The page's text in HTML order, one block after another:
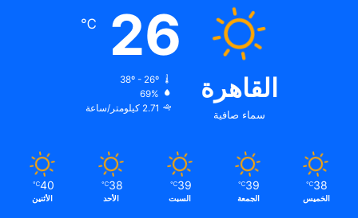
القاهرة
سماء صافية
26
℃
38º - 26º
69%
2.71 كيلومتر/ساعة
38
℃
الخميس
39
℃
الجمعة
39
℃
السبت
38
℃
الأحد
40
℃
الأثنين